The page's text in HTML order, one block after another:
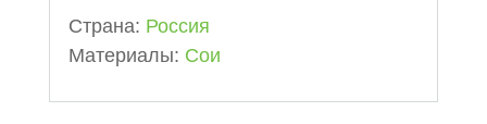
Cтрана: Россия
Mатериалы: Сои